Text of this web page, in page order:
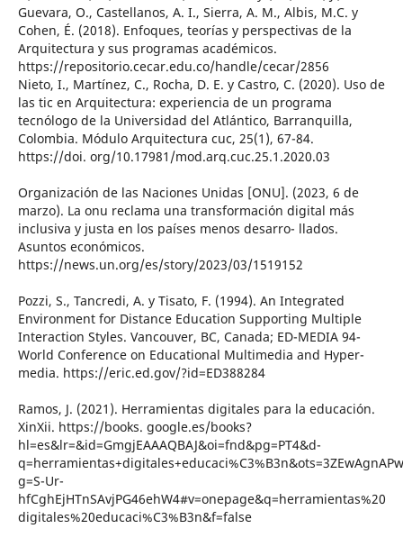
Guevara, O., Castellanos, A. I., Sierra, A. M., Albis, M.C. y
Cohen, É. (2018). Enfoques, teorías y perspectivas de la
Arquitectura y sus programas académicos.
https://repositorio.cecar.edu.co/handle/cecar/2856
Nieto, I., Martínez, C., Rocha, D. E. y Castro, C. (2020). Uso de
las tic en Arquitectura: experiencia de un programa
tecnólogo de la Universidad del Atlántico, Barranquilla,
Colombia. Módulo Arquitectura cuc, 25(1), 67-84.
https://doi. org/10.17981/mod.arq.cuc.25.1.2020.03
Organización de las Naciones Unidas [ONU]. (2023, 6 de
marzo). La onu reclama una transformación digital más
inclusiva y justa en los países menos desarro- llados.
Asuntos económicos.
https://news.un.org/es/story/2023/03/1519152
Pozzi, S., Tancredi, A. y Tisato, F. (1994). An Integrated
Environment for Distance Education Supporting Multiple
Interaction Styles. Vancouver, BC, Canada; ED-MEDIA 94-
World Conference on Educational Multimedia and Hyper-
media. https://eric.ed.gov/?id=ED388284
Ramos, J. (2021). Herramientas digitales para la educación.
XinXii. https://books. google.es/books?
hl=es&lr=&id=GmgjEAAAQBAJ&oi=fnd&pg=PT4&d-
g=S-Ur-
hfCghEjHTnSAvjPG46ehW4#v=onepage&q=herramientas%20
digitales%20educaci%C3%B3n&f=false